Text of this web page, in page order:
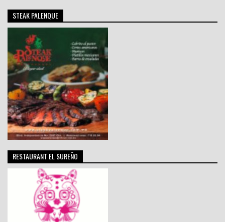
STEAK PALENQUE
RESTAURANT EL SUREÑO